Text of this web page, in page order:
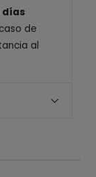
días
de
al